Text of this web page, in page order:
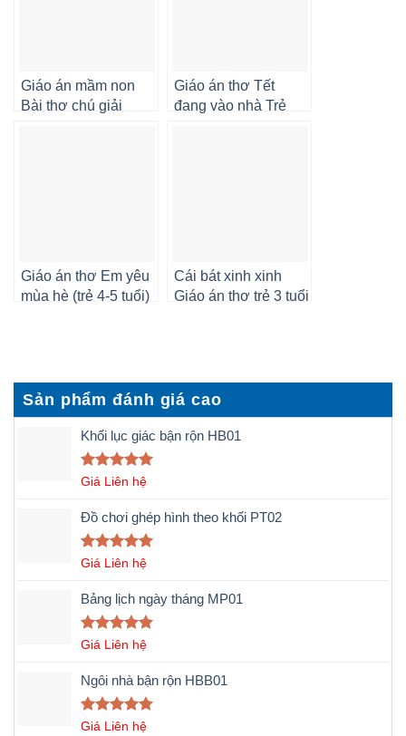
Sản phẩm đánh giá cao
Khối lục giác bận rộn HB01
Được xếp
5 sao
Giá Liên hệ
Đồ chơi ghép hình theo khối PT02
Được xếp
5 sao
Giá Liên hệ
Bảng lịch ngày tháng MP01
Được xếp
5 sao
Giá Liên hệ
Ngôi nhà bận rộn HBB01
Được xếp
Giá Liên hệ
Giáo án mầm non
Bài thơ chú giải
Giáo án thơ Tết
đang vào nhà Trẻ
Giáo án thơ Em yêu
mùa hè (trẻ 4-5 tuổi)
Cái bát xinh xinh
Giáo án thơ trẻ 3 tuổi